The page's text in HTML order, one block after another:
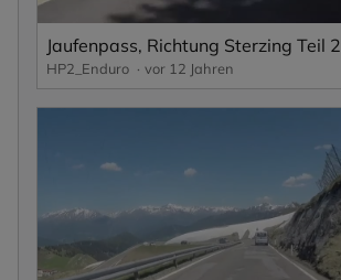
Jaufenpass, Richtung Sterzing Teil 2
HP2_Enduro vor 12 Jahren